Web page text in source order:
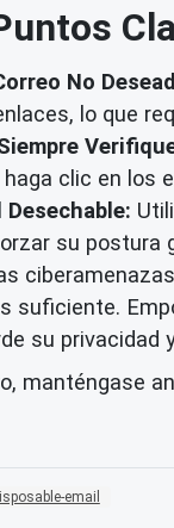
No
lo que
clic en los
su postura
suficiente.
su privacidad
manténgase
email